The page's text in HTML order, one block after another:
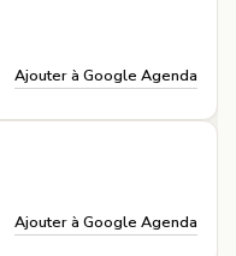
Ajouter à Google Agenda
Ajouter à Google Agenda